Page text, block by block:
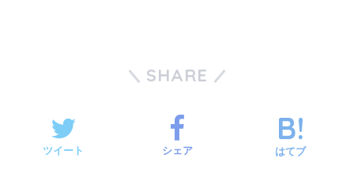
SHARE
ツイート シェア はてブ